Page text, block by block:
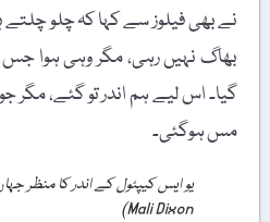
نے بھی فیلوز سے کہا کہ چلو
بھاگ نہیں رہی، مگر وہی ہوا جس
گیا۔ اس لیے ہم اندر تو گئے، مگر
مس ہوگئی۔
Mali Dixon)